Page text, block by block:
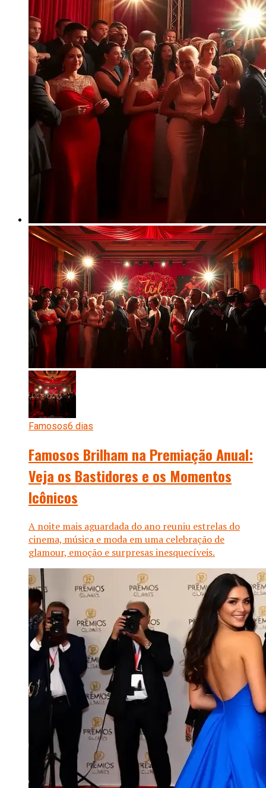
Famosos6 dias
Famosos Brilham na Premiação Anual:
Veja os Bastidores e os Momentos
Icônicos
A noite mais aguardada do ano reuniu estrelas do
cinema, música e moda em uma celebração de
glamour, emoção e surpresas inesquecíveis.